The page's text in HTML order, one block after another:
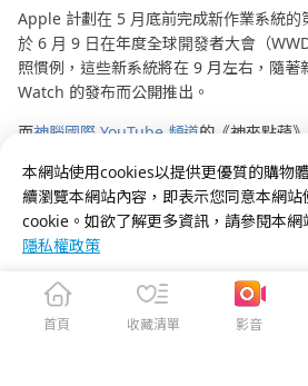
Apple 計劃在 5 月底前完成新作業系統的
於 6 月 9 日在年度全球開發者大會（
照慣例，這些新系統將在 9 月左右，隨
Watch 的發布而公開推出。
而神腦國際 YouTube 頻道的《神來點蘋
紹 iOS 19、iPadOS 19 等新系統特色功
iPhone 16 家族最新成員 iPhone 16e 熱
本網站使用cookies以提供更優質的購物
續瀏覽本網站內容，即表示您同意本網站
cookie。如欲了解更多資訊，請參閱本網
隱私權政策
首頁 收藏清單 影音